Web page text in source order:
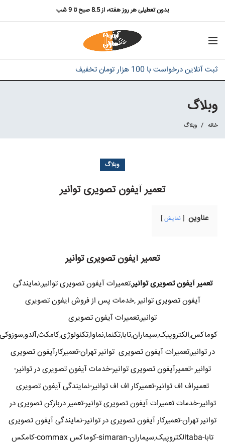
بدون تعطیلی هر روز هفته، از 8.5 صبح تا 9 شب
ثبت آنلاین درخواست با 100 هزار تومان تخفیف
وبلاگ
خانه وبلاگ
وبلاگ
تعمیر آیفون تصویری توانیر
عناوین نمایش
تعمیر آیفون تصویری توانیر
تعمیر آیفون تصویری توانیر,تعمیرات آیفون تصویری توانیر,نمایندگی
آیفون تصویری توانیر ,خدمات پس از فروش ایفون تصویری
توانیر,تعمیرات آیفون تصویری
کوماکس,الکتروپیک,سیماران,تابا,تکنما,نماوا,تکنولوژی,کامکث,آلدو,سوزوکی
در توانیر,تعمیرات آیفون تصویری توانیر تهران-تعمیرکارآیفون تصویری
توانیر -تعمیرآیفون تصویری توانیر-خدمات آیفون تصویری در توانیر-
تعمیراف اف توانیر-تعمیرکار اف اف توانیر-نمایندگی آیفون تصویری
توانیر-خدمات تعمیرات آیفون تصویری توانیر-تعمیر دربازکن تصویری در
توانیر تهران-تعمیرکار آیفون تصویری در توانیر-نمایندگی آیفون تصویری
تابا-tabaالکتروپیک,سیماران-simaran-کوماکس commax-کامکس